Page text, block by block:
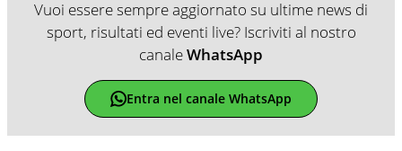
Vuoi essere sempre aggiornato su ultime news di
sport, risultati ed eventi live? Iscriviti al nostro
canaleWhatsApp
Entra nel canale WhatsApp